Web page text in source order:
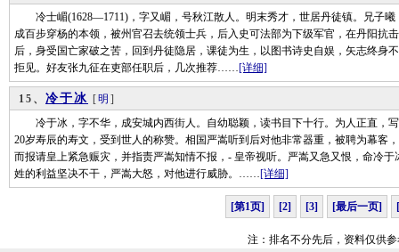
冷士嵋(1628—1711)，字又嵋，号秋江散人。明末秀才，世居丹徒镇。兄子曦
成百步穿杨的本领，被州官召去统领士兵，后入史可法部为下级军官，在丹阳抗
后，身受国亡家破之苦，回到丹徒隐居，课徒为生，以图书诗史自娱，矢志终身
拒见。好友张九征在吏部任职后，几次推荐……[详细]
15、 冷于冰 [明 ]
冷于冰，字不华，成安城内西街人。自幼聪颖，读书目下十行。为人正直，
20岁寿辰的寿文，受到世人的称赞。相国严嵩听到后对他非常器重，被聘为幕客
而报请皇上紧急赈灾，并指责严嵩知情不报，- 皇帝视听。严嵩又急又恨，命冷
姓的利益坚决不干，严嵩大怒，对他进行威胁。……[详细]
[第1页] [2] [3] [最后一页]
注：排名不分先后，资料仅供